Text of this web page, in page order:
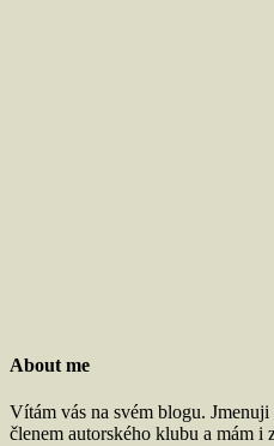
About me
Vítám vás na svém blogu.
členem autorského klubu a mám